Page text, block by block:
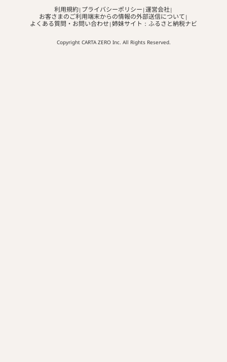
利用規約 プライバシーポリシー 運営会社
お客さまのご利用端末からの情報の外部送信について
よくある質問・お問い合わせ 姉妹サイト：ふるさと納税ナビ
Copyright CARTA ZERO Inc. All Rights Reserved.